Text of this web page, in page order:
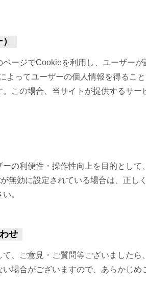
ページでCookieを利用し、ユーザー
よってユーザーの個人情報を得るこ
この場合、当サイトが提供するサ
ーの利便性・操作性向上を目的とし
無効に設定されている場合は、正し
。
せ
て、ご意見・ご質問等ございました
場合がございますので、あらかじめ